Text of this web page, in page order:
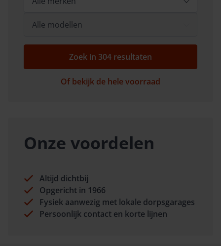
Zoek in 304 resultaten
Of bekijk de hele voorraad
Onze voordelen
Altijd dichtbij
Opgericht in 1966
Fysiek aanwezig met lokale dorpsgarages
Persoonlijk contact en korte lijnen